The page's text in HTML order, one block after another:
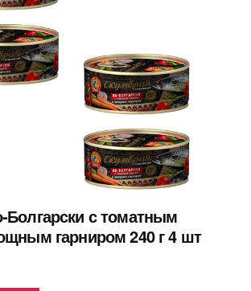
Болгарски с томатным
гарниром 240 г 4 шт